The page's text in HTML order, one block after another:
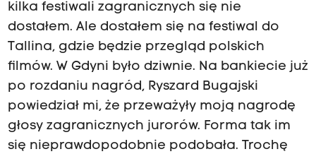
kilka festiwali zagranicznych się nie
dostałem. Ale dostałem się na festiwal do
Tallina, gdzie będzie przegląd polskich
filmów. W Gdyni było dziwnie. Na bankiecie już
po rozdaniu nagród, Ryszard Bugajski
powiedział mi, że przeważyły moją nagrodę
głosy zagranicznych jurorów. Forma tak im
się nieprawdopodobnie podobała. Trochę